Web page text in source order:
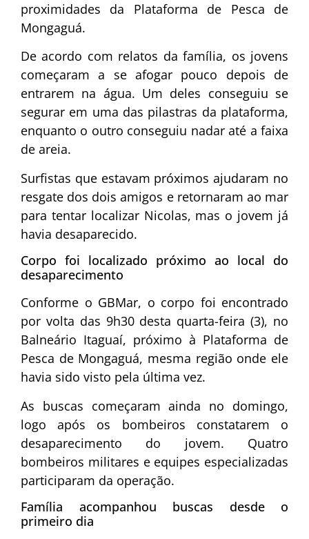
proximidades da Plataforma de Pesca de
Mongaguá.
De acordo com relatos da família, os jovens
começaram a se afogar pouco depois de
entrarem na água. Um deles conseguiu se
segurar em uma das pilastras da plataforma,
enquanto o outro conseguiu nadar até a faixa
de areia.
Surfistas que estavam próximos ajudaram no
resgate dos dois amigos e retornaram ao mar
para tentar localizar Nicolas, mas o jovem já
havia desaparecido.
Corpo foi localizado próximo ao local do
desaparecimento
Conforme o GBMar, o corpo foi encontrado
por volta das 9h30 desta quarta-feira (3), no
Balneário Itaguaí, próximo à Plataforma de
Pesca de Mongaguá, mesma região onde ele
havia sido visto pela última vez.
As buscas começaram ainda no domingo,
logo após os bombeiros constatarem o
desaparecimento do jovem. Quatro
bombeiros militares e equipes especializadas
participaram da operação.
Família acompanhou buscas desde o
primeiro dia